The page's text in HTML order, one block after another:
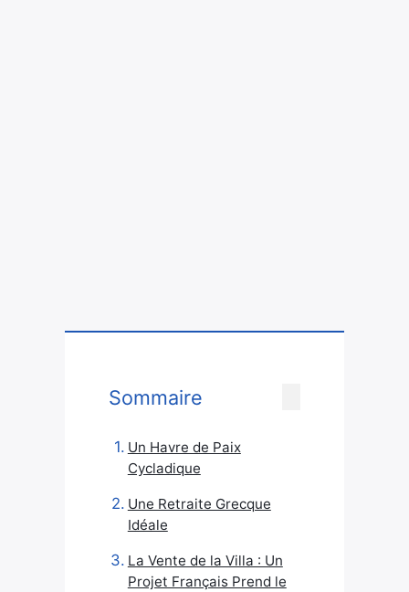
Sommaire
Un Havre de Paix
Cycladique
Une Retraite Grecque
Idéale
La Vente de la Villa : Un
Projet Français Prend le